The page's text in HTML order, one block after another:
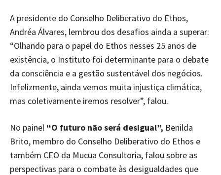
A presidente do Conselho Deliberativo do Ethos,
Andréa Álvares, lembrou dos desafios ainda a superar:
“Olhando para o papel do Ethos nesses 25 anos de
existência, o Instituto foi determinante para o debate
da consciência e a gestão sustentável dos negócios.
Infelizmente, ainda vemos muita injustiça climática,
mas coletivamente iremos resolver”, falou.
No painel “O futuro não será desigual”, Benilda
Brito, membro do Conselho Deliberativo do Ethos e
também CEO da Mucua Consultoria, falou sobre as
perspectivas para o combate às desigualdades que